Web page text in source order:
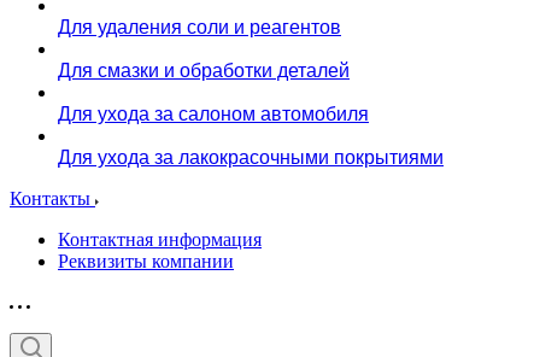
Для удаления соли и реагентов
Для смазки и обработки деталей
Для ухода за салоном автомобиля
Для ухода за лакокрасочными покрытиями
Контакты
Контактная информация
Реквизиты компании